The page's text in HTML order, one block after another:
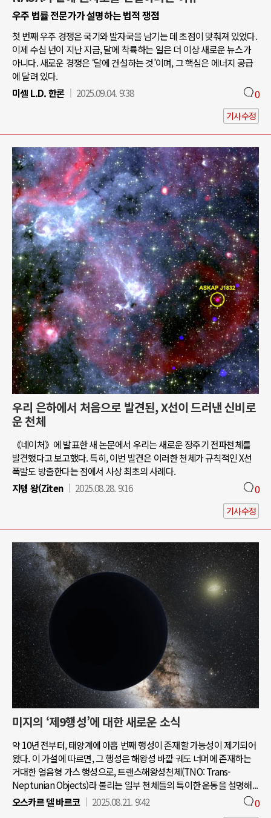
우주 법률 전문가가 설명하는 법적 쟁점
첫 번째 우주 경쟁은 국기와 발자국을 남기는 데 초점이 맞춰져 있었다.
이제 수십 년이 지난 지금, 달에 착륙하는 일은 더 이상 새로운 뉴스가
아니다. 새로운 경쟁은 ‘달에 건설하는 것’이며, 그 핵심은 에너지 공급
에 달려 있다.
미셸 L.D. 한론
2025.09.04. 9:38 0
기사수정
우리 은하에서 처음으로 발견된, X선이 드러낸 신비로
운 천체
《네이처》에 발표한 새 논문에서 우리는 새로운 장주기 전파천체를
발견했다고 보고했다. 특히, 이번 발견은 이러한 천체가 규칙적인 X선
폭발도 방출한다는 점에서 사상 최초의 사례다.
지텡 왕(Ziten
2025.08.28. 9:16 0
기사수정
미지의 ‘제9행성’에 대한 새로운 소식
약 10년 전부터, 태양계에 아홉 번째 행성이 존재할 가능성이 제기되어
왔다. 이 가설에 따르면, 그 행성은 해왕성 바깥 궤도 너머에 존재하는
거대한 얼음형 가스 행성으로, 트랜스해왕성천체(TNO: Trans-
Neptunian Objects)라 불리는 일부 천체들의 특이한 운동을 설명해...
오스카르 델 바르코
2025.08.21. 9:42 0